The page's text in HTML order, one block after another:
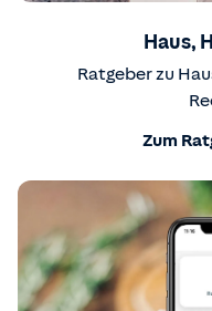
Haus,
Ratgeber zu
Zum